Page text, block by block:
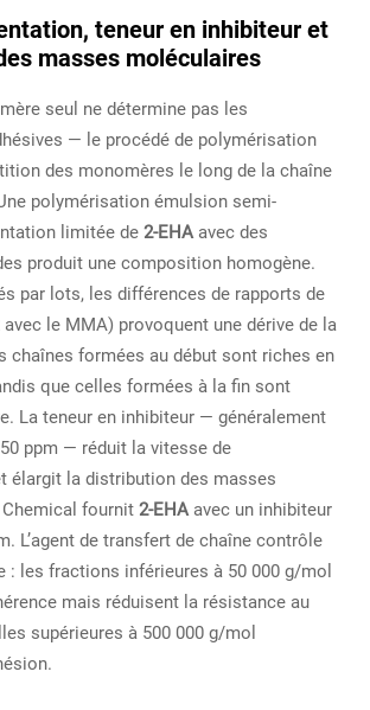
teneur en inhibiteur et
masses moléculaires
seul ne détermine pas les
— le procédé de polymérisation
des monomères le long de la chaîne
polymérisation émulsion semi-
limitée de 2-EHA avec des
produit une composition homogène.
par lots, les différences de rapports de
le MMA) provoquent une dérive de la
chaînes formées au début sont riches en
que celles formées à la fin sont
La teneur en inhibiteur — généralement
ppm — réduit la vitesse de
élargit la distribution des masses
fournit 2-EHA avec un inhibiteur
L’agent de transfert de chaîne contrôle
: les fractions inférieures à 50 000 g/mol
mais réduisent la résistance au
supérieures à 500 000 g/mol